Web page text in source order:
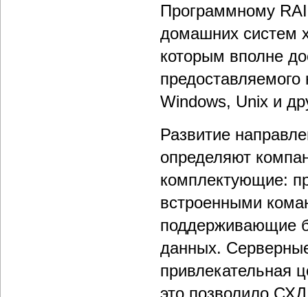
Программному
домашних систем
которым вполне
Windows, Unix и
Развитие
определяют
комплектующие:
встроенными
поддерживающие
данных.
привлекательная
это позволило